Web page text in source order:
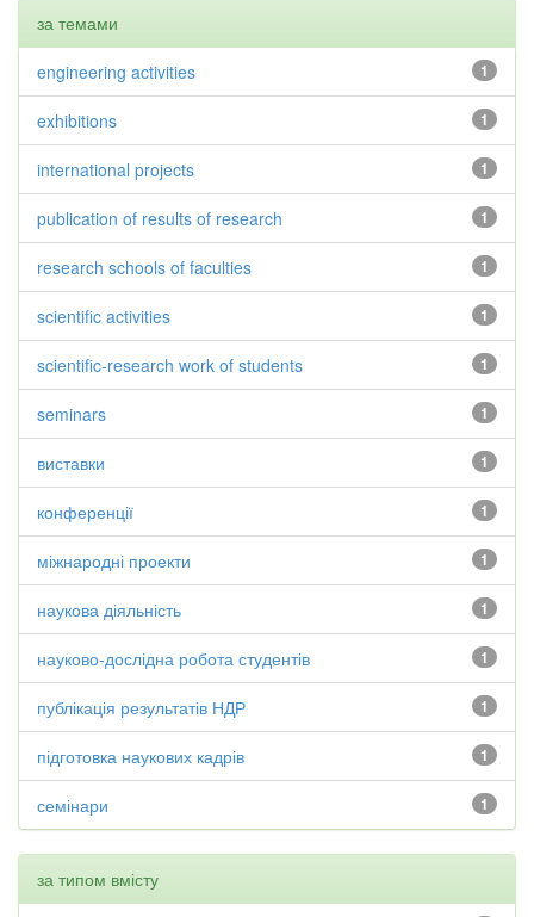
за темами
1
engineering activities
1
exhibitions
1
international projects
1
publication of results of research
1
research schools of faculties
1
scientific activities
1
scientific-research work of students
1
seminars
1
виставки
1
конференції
1
міжнародні проекти
1
наукова діяльність
1
науково-дослідна робота студентів
1
публікація результатів НДР
1
підготовка наукових кадрів
1
семінари
за типом вмісту